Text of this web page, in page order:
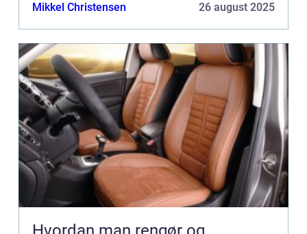
Mikkel Christensen 26 august 2025